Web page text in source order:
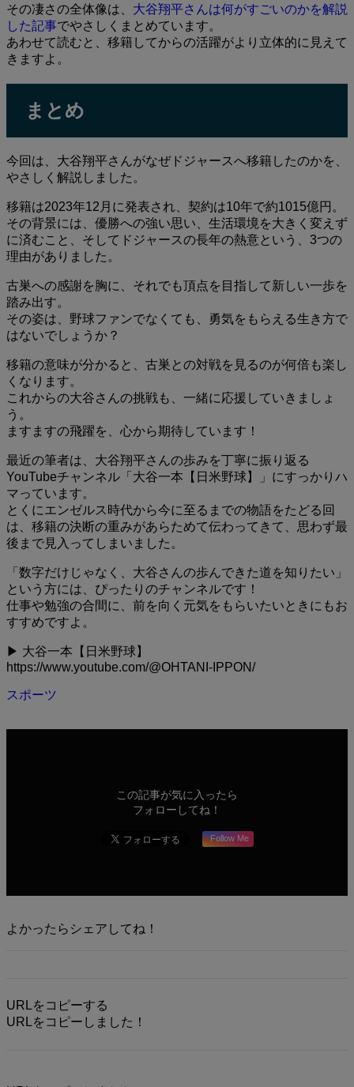
その凄さの全体像は、 大谷翔平さんは何がすごいのかを解説
した記事でやさしくまとめています。
あわせて読むと、移籍してからの活躍がより立体的に見えて
きますよ。
まとめ
今回は、大谷翔平さんがなぜドジャースへ移籍したのかを、
やさしく解説しました。
移籍は2023年12月に発表され、契約は10年で約1015億円。
その背景には、優勝への強い思い、生活環境を大きく変えず
に済むこと、そしてドジャースの長年の熱意という、3つの
理由がありました。
古巣への感謝を胸に、それでも頂点を目指して新しい一歩を
踏み出す。
その姿は、野球ファンでなくても、勇気をもらえる生き方で
はないでしょうか？
移籍の意味が分かると、古巣との対戦を見るのが何倍も楽し
くなります。
これからの大谷さんの挑戦も、一緒に応援していきましょ
う。
ますますの飛躍を、心から期待しています！
最近の筆者は、大谷翔平さんの歩みを丁寧に振り返る
YouTubeチャンネル「大谷一本【日米野球】」にすっかりハ
マっています。
とくにエンゼルス時代から今に至るまでの物語をたどる回
は、移籍の決断の重みがあらためて伝わってきて、思わず最
後まで見入ってしまいました。
「数字だけじゃなく、大谷さんの歩んできた道を知りたい」
という方には、ぴったりのチャンネルです！
仕事や勉強の合間に、前を向く元気をもらいたいときにもお
すすめですよ。
▶ 大谷一本【日米野球】
https://www.youtube.com/@OHTANI-IPPON/
スポーツ
この記事が気に入ったら
フォローしてね！
Follow Me
よかったらシェアしてね！
URLをコピーする
URLをコピーしました！